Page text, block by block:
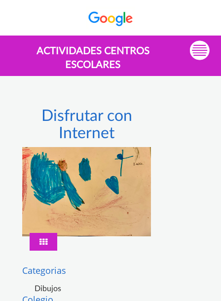
ACTIVIDADES CENTROS
ESCOLARES
Disfrutar con
Internet
Categorias
Dibujos